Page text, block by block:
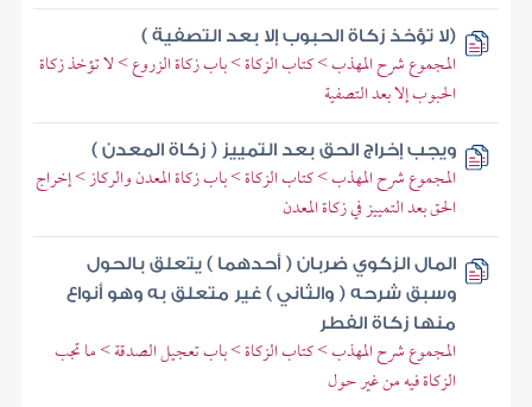
(لا تؤخذ زكاة الحبوب إلا بعد التصفية )
المجموع شرح المهذب > كتاب الزكاة > باب زكاة الزروع > لا تؤخذ زكاة
الحبوب إلا بعد التصفية
ويجب إخراج الحق بعد التمييز ( زكاة المعدن )
المجموع شرح المهذب > كتاب الزكاة > باب زكاة المعدن والركاز > إخراج
الحق بعد التمييز في زكاة المعدن
المال الزكوي ضربان ( أحدهما ) يتعلق بالحول
وسبق شرحه ( والثاني ) غير متعلق به وهو أنواع
منها زكاة الفطر
المجموع شرح المهذب > كتاب الزكاة > باب تعجيل الصدقة > ما تجب
الزكاة فيه من غير حول